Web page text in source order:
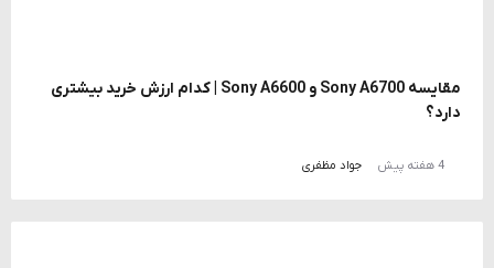
مقایسه Sony A6700 و Sony A6600 | کدام ارزش خرید بیشتری
دارد؟
4 هفته پیش جواد مظفری